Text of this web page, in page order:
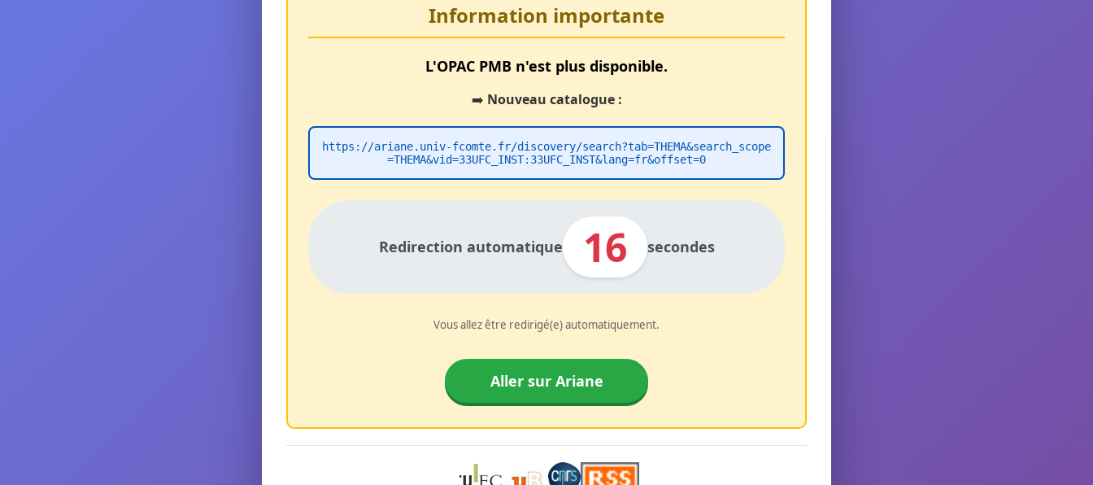
Information importante
L'OPAC PMB n'est plus disponible.
➡️ Nouveau catalogue :
https://ariane.univ-fcomte.fr/discovery/search?tab=THEMA&search_scope
=THEMA&vid=33UFC_INST:33UFC_INST&lang=fr&offset=0
Redirection automatique 16 secondes
Vous allez être redirigé(e) automatiquement.
Aller sur Ariane